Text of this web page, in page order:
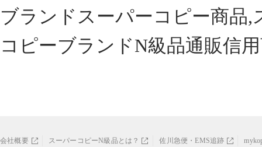
ブランドスーパーコピー商品
コピーブランドN級品通販信
会社概要 スーパーコピーN級品とは？ 佐川急便・EMS追跡